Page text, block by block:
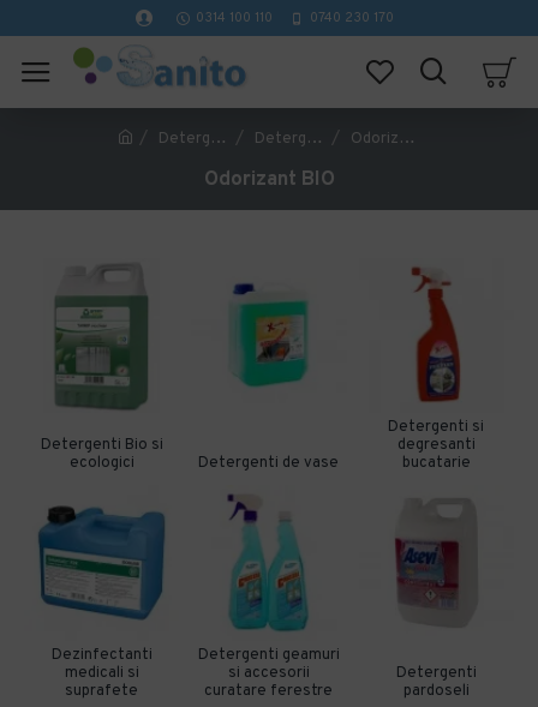
0314 100 110 0740 230 170
Detergenti profesionali curatenie Detergenti Bio si ecologici Odorizant BIO
Odorizant BIO
Detergenti Bio si
ecologici
Detergenti de vase
Detergenti si
degresanti
bucatarie
Dezinfectanti
medicali si
suprafete
Detergenti geamuri
si accesorii
curatare ferestre
Detergenti
pardoseli